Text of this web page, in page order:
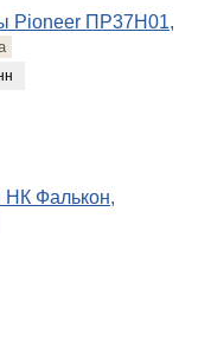
Pioneer ПР37Н01,
НК Фалькон,